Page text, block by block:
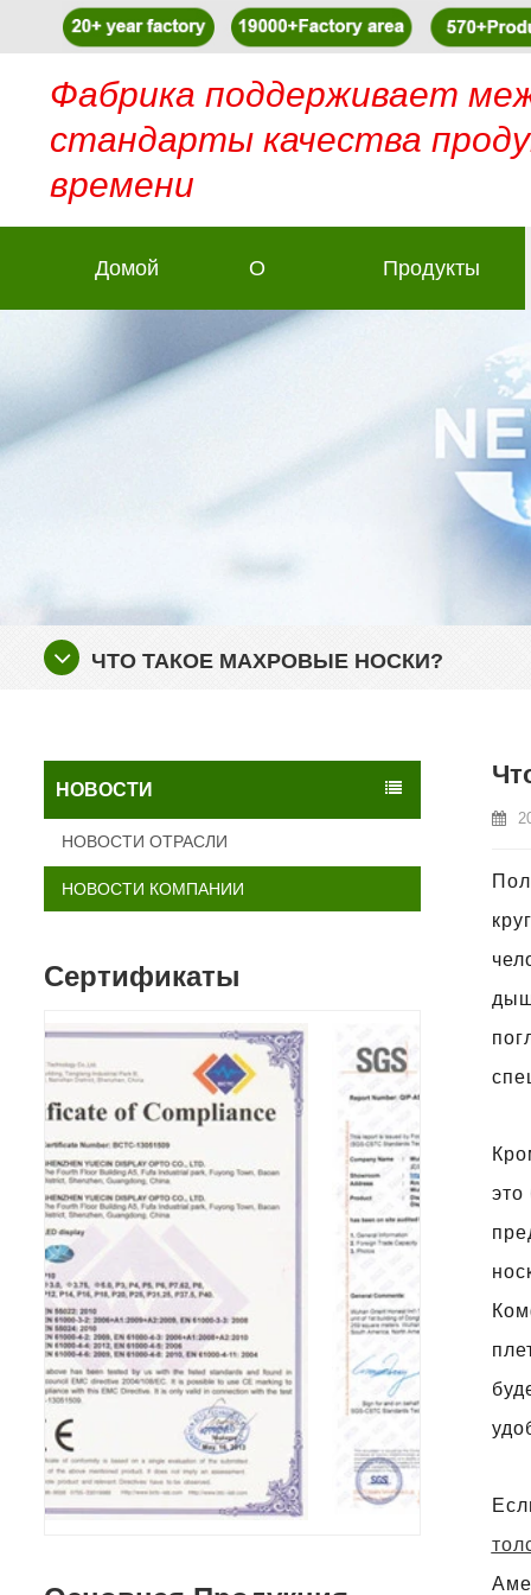
Фабрика поддерживает
стандарты качества
времени
Домой О
нас
Продукты
ЧТО ТАКОЕ МАХРОВЫЕ НОСКИ?
НОВОСТИ
НОВОСТИ ОТРАСЛИ
НОВОСТИ КОМПАНИИ
Сертификаты
это